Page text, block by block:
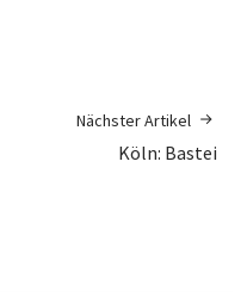
Nächster Artikel
Köln: Bastei